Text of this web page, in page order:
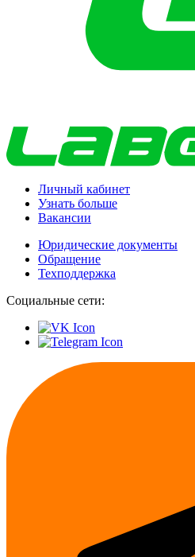
Личный кабинет
Узнать больше
Вакансии
Юридические документы
Обращение
Техподдержка
Социальные сети: